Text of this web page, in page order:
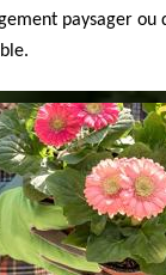
paysager ou